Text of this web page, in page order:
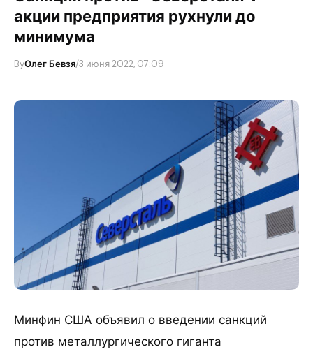
акции предприятия рухнули до
минимума
ByОлег Бевзя/3 июня 2022, 07:09
Минфин США объявил о введении санкций
против металлургического гиганта